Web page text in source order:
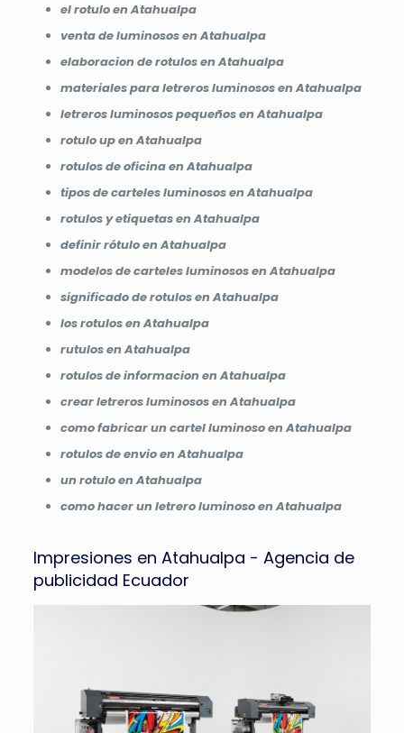
el rotulo en Atahualpa
venta de luminosos en Atahualpa
elaboracion de rotulos en Atahualpa
materiales para letreros luminosos en Atahualpa
letreros luminosos pequeños en Atahualpa
rotulo up en Atahualpa
rotulos de oficina en Atahualpa
tipos de carteles luminosos en Atahualpa
rotulos y etiquetas en Atahualpa
definir rótulo en Atahualpa
modelos de carteles luminosos en Atahualpa
significado de rotulos en Atahualpa
los rotulos en Atahualpa
rutulos en Atahualpa
rotulos de informacion en Atahualpa
crear letreros luminosos en Atahualpa
como fabricar un cartel luminoso en Atahualpa
rotulos de envio en Atahualpa
un rotulo en Atahualpa
como hacer un letrero luminoso en Atahualpa
Impresiones en Atahualpa - Agencia de
publicidad Ecuador